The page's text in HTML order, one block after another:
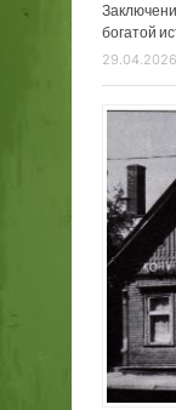
богатой
29.04.2026